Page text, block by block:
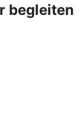
begleiten